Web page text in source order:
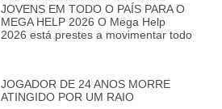
JOVENS EM TODO O PAÍS PARA O
MEGA HELP 2026 O Mega Help
2026 está prestes a movimentar todo
JOGADOR DE 24 ANOS MORRE
ATINGIDO POR UM RAIO